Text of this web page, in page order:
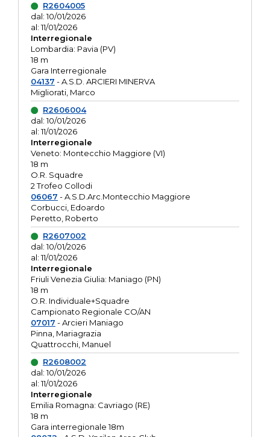
R2604005
dal: 10/01/2026
al: 11/01/2026
Interregionale
Lombardia: Pavia (PV)
18 m
Gara Interregionale
04137 - A.S.D. ARCIERI MINERVA
Migliorati, Marco
R2606004
dal: 10/01/2026
al: 11/01/2026
Interregionale
Veneto: Montecchio Maggiore (VI)
18 m
O.R. Squadre
2 Trofeo Collodi
06067 - A.S.D.Arc.Montecchio Maggiore
Corbucci, Edoardo
Peretto, Roberto
R2607002
dal: 10/01/2026
al: 11/01/2026
Interregionale
Friuli Venezia Giulia: Maniago (PN)
18 m
O.R. Individuale+Squadre
Campionato Regionale CO/AN
07017 - Arcieri Maniago
Pinna, Mariagrazia
Quattrocchi, Manuel
R2608002
dal: 10/01/2026
al: 11/01/2026
Interregionale
Emilia Romagna: Cavriago (RE)
18 m
Gara interregionale 18m